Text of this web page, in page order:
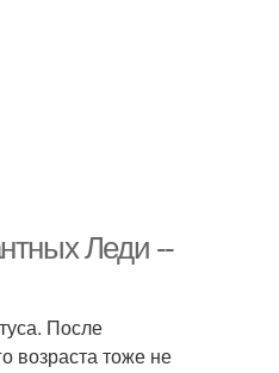
Леди --
После
возраста тоже не